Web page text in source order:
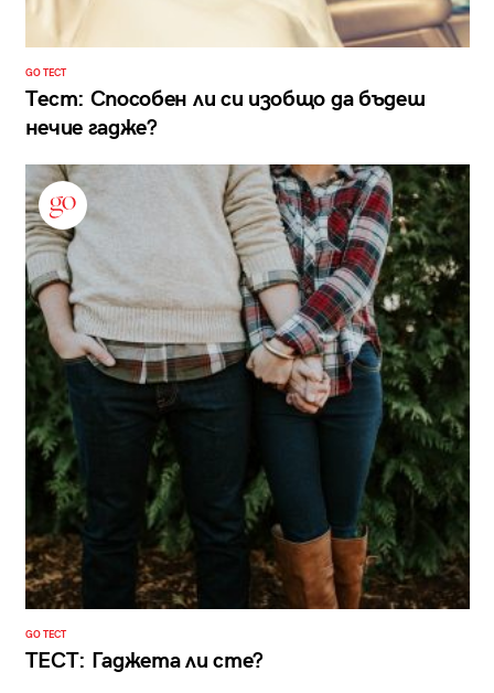
GO ТЕСТ
Тест: Способен ли си изобщо да бъдеш
нечие гадже?
GO ТЕСТ
ТЕСТ: Гаджета ли сте?